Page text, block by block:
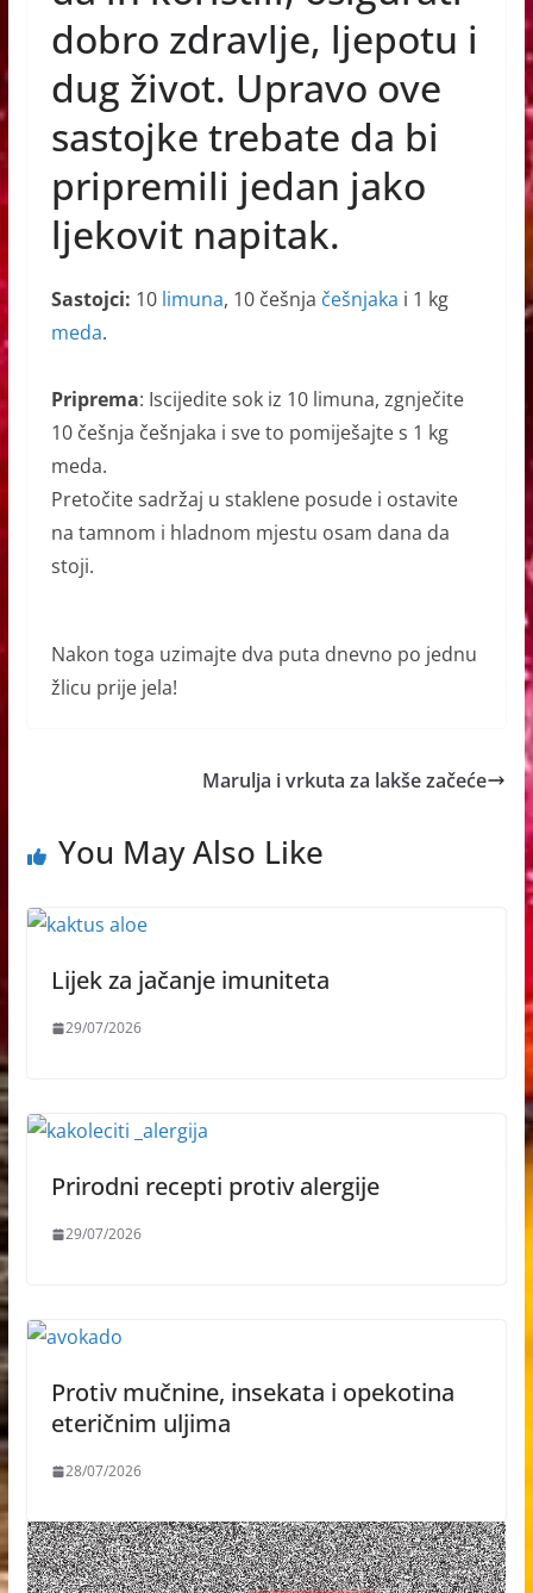
dobro zdravlje, ljepotu i
dug život. Upravo ove
sastojke trebate da bi
pripremili jedan jako
ljekovit napitak.
Sastojci: 10 limuna, 10 češnja češnjaka i 1 kg
meda.
Priprema: Iscijedite sok iz 10 limuna, zgnječite
10 češnja češnjaka i sve to pomiješajte s 1 kg
meda.
Pretočite sadržaj u staklene posude i ostavite
na tamnom i hladnom mjestu osam dana da
stoji.
Nakon toga uzimajte dva puta dnevno po jednu
žlicu prije jela!
Marulja i vrkuta za lakše začeće
You May Also Like
Lijek za jačanje imuniteta
29/07/2026
Prirodni recepti protiv alergije
29/07/2026
Protiv mučnine, insekata i opekotina
eteričnim uljima
28/07/2026